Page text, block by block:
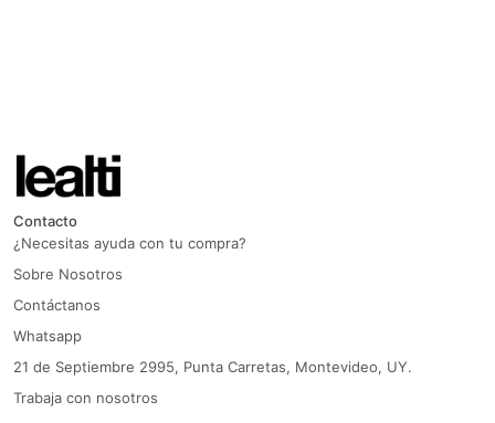
Contacto
¿Necesitas ayuda con tu compra?
Sobre Nosotros
Contáctanos
Whatsapp
21 de Septiembre 2995, Punta Carretas, Montevideo, UY.
Trabaja con nosotros